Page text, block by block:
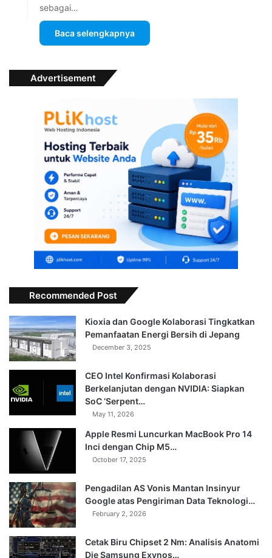
sebagai…
Baca selengkapnya
Advertisement
Recommended Post
Kioxia dan Google Kolaborasi Tingkatkan
Pemanfaatan Energi Bersih di Jepang
December 3, 2025
CEO Intel Konfirmasi Kolaborasi
Berkelanjutan dengan NVIDIA: Siapkan
SoC ‘Serpent…
May 11, 2026
Apple Resmi Luncurkan MacBook Pro 14
Inci dengan Chip M5…
October 17, 2025
Pengadilan AS Vonis Mantan Insinyur
Google atas Pengiriman Data Teknologi…
February 2, 2026
Cetak Biru Chipset 2 Nm: Analisis Anatomi
Die Samsung Exynos…